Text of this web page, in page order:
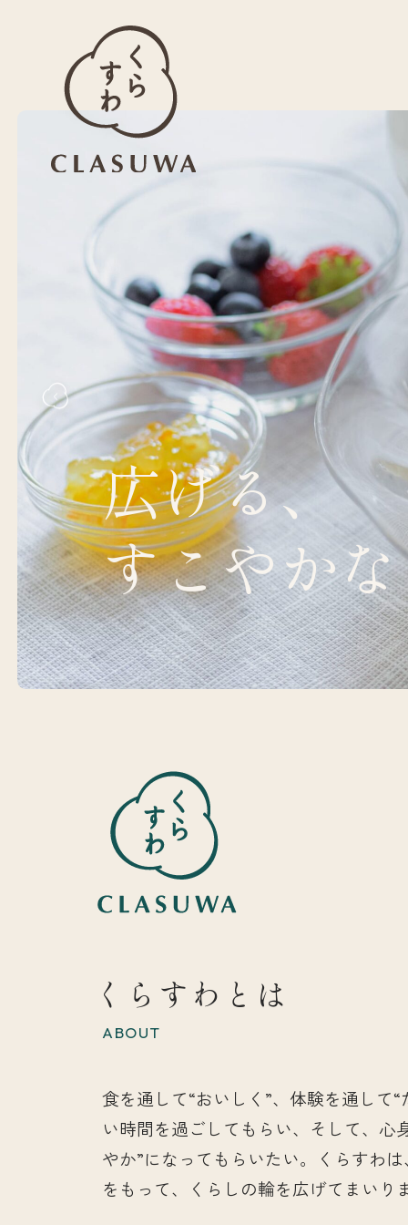
広げる、
すこやか
くらすわとは
ABOUT
食を通して“おいしく”、体験を通して“
い時間を過ごしてもらい、そして、心
やか”になってもらいたい。くらすわ
をもって、くらしの輪を広げてまいりま